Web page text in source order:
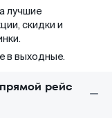
лучшие
скидки и
в выходные.
рейс